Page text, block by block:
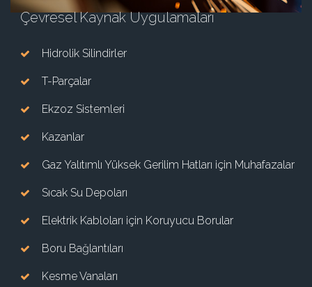
Çevresel Kaynak Uygulamaları
Hidrolik Silindirler
T-Parçalar
Ekzoz Sistemleri
Kazanlar
Gaz Yalıtımlı Yüksek Gerilim Hatları için Muhafazalar
Sıcak Su Depoları
Elektrik Kabloları için Koruyucu Borular
Boru Bağlantıları
Kesme Vanaları